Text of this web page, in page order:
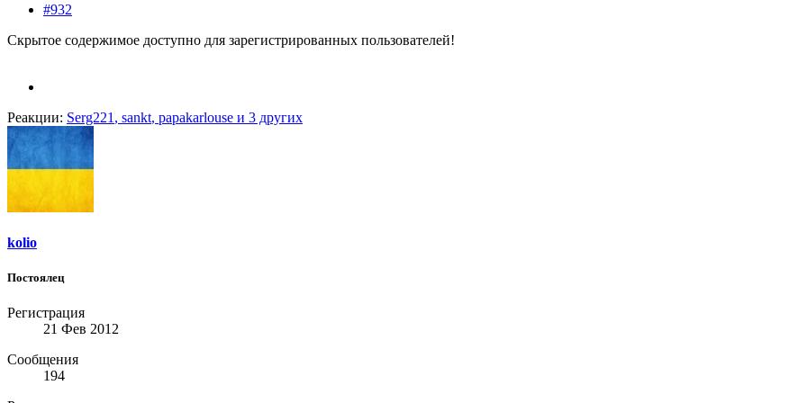
#932
Скрытое содержимое доступно для зарегистрированных пользователей!
Реакции: Serg221 , sankt, papakarlouse и 3 других
kolio
Постоялец
Регистрация
21 Фев 2012
Сообщения
194